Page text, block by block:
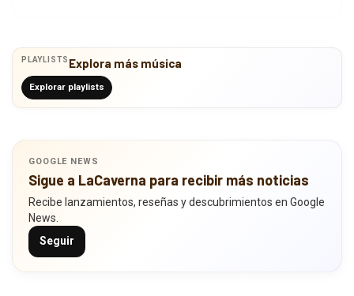
PLAYLISTS Explora más música
Explorar playlists
GOOGLE NEWS
Sigue a LaCaverna para recibir más noticias
Recibe lanzamientos, reseñas y descubrimientos en Google
News.
Seguir